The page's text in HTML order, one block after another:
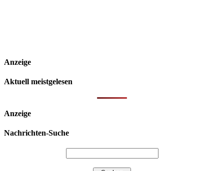
Anzeige
Aktuell meistgelesen
Anzeige
Nachrichten-Suche